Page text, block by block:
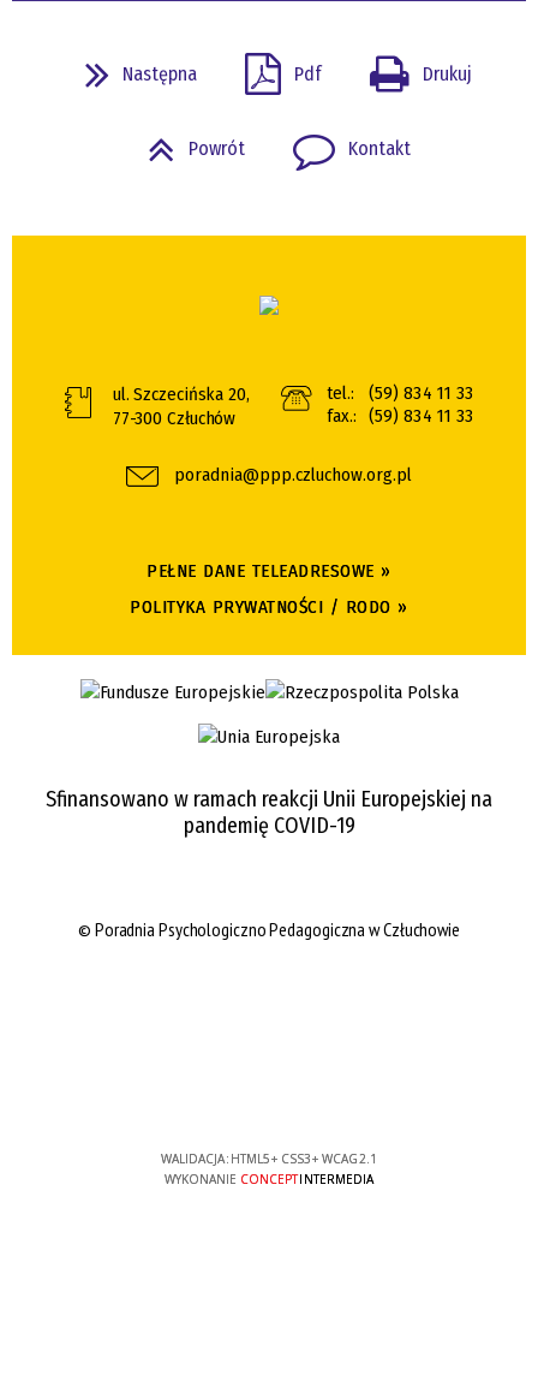
Następna Pdf Drukuj
Powrót Kontakt
ul. Szczecińska 20,
77-300 Człuchów
tel.:
(59) 834 11 33
fax.:
(59) 834 11 33
poradnia@ppp.czluchow.org.pl
PEŁNE DANE TELEADRESOWE »
POLITYKA PRYWATNOŚCI / RODO »
Sfinansowano w ramach reakcji Unii Europejskiej na
pandemię COVID-19
© Poradnia Psychologiczno Pedagogiczna w Człuchowie
WALIDACJA: HTML5+ CSS3+ WCAG 2.1
WYKONANIE CONCEPTINTERMEDIA